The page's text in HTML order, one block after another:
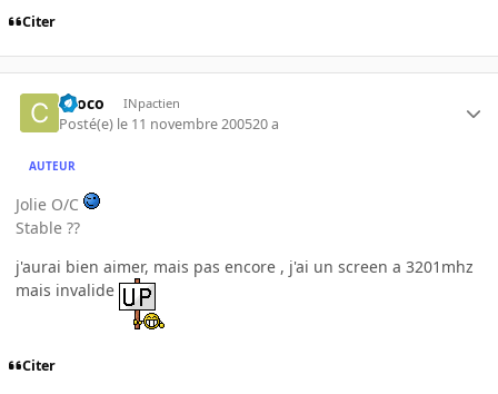
Citer
choco INpactien
Posté(e) le 11 novembre 200520 a
AUTEUR
Jolie O/C
Stable ??
j'aurai bien aimer, mais pas encore , j'ai un screen a 3201mhz
mais invalide
Citer